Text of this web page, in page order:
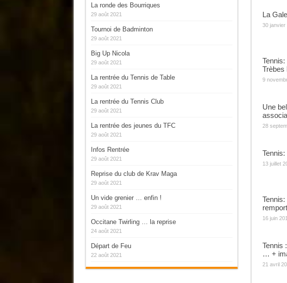
La
30 janvier
Tennis:
Trèbes
9
Une
28
Tennis:
13 juillet
16 juin
Tennis
… +
21 avril
La ronde des Bourriques
29 août 2021
Tournoi de Badminton
29 août 2021
Big Up Nicola
29 août 2021
La rentrée du Tennis de Table
29 août 2021
La rentrée du Tennis Club
29 août 2021
La rentrée des jeunes du TFC
29 août 2021
Infos Rentrée
29 août 2021
Reprise du club de Krav Maga
29 août 2021
Un vide grenier … enfin !
29 août 2021
Occitane Twirling … la reprise
24 août 2021
Départ de Feu
22 août 2021